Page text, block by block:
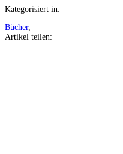
Kategorisiert in:
Bücher,
Artikel teilen: